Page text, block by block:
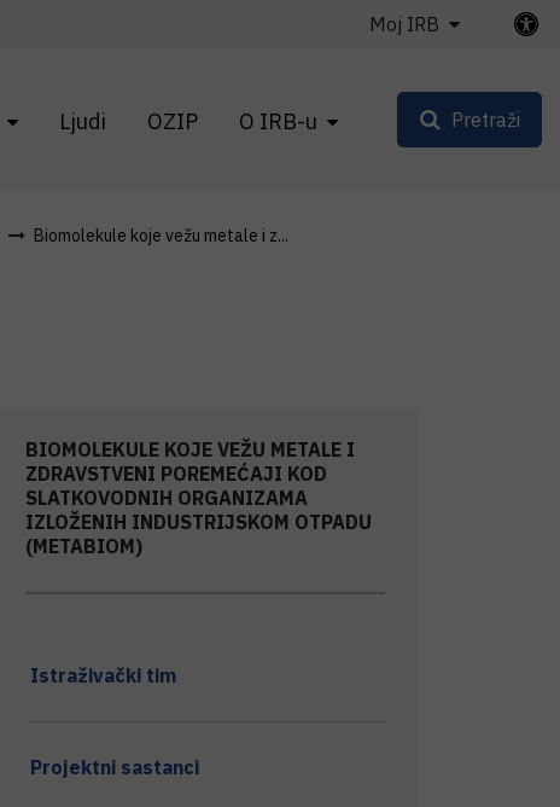
Ljudi OZIP O IRB-u
Moj IRB
Pretraži
Biomolekule koje vežu metale i z...
BIOMOLEKULE KOJE VEŽU METALE I
ZDRAVSTVENI POREMEĆAJI KOD
SLATKOVODNIH ORGANIZAMA
IZLOŽENIH INDUSTRIJSKOM OTPADU
(METABIOM)
Istraživački tim
Projektni sastanci